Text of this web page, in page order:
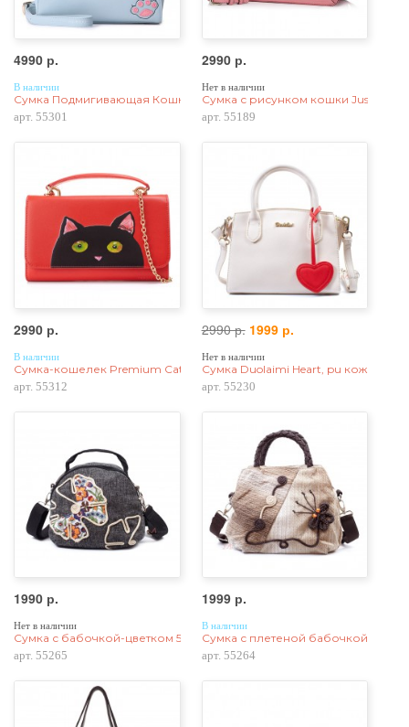
4990 р.
В наличии
Сумка Подмигивающая Кошка 55301, экокожа, голубая
арт. 55301
2990 р.
Нет в наличии
Сумка с рисунком кошки Just Star
арт. 55189
2990 р.
В наличии
Сумка-кошелек Premium Cat 55312, натур. кожа, красная
арт. 55312
2990 р. 1999 р.
Нет в наличии
Сумка Duolaimi Heart, pu кожа,
арт. 55230
1990 р.
Нет в наличии
Сумка с бабочкой-цветком 55265, хлопок
арт. 55265
1999 р.
В наличии
Сумка с плетеной бабочкой 55264,
арт. 55264